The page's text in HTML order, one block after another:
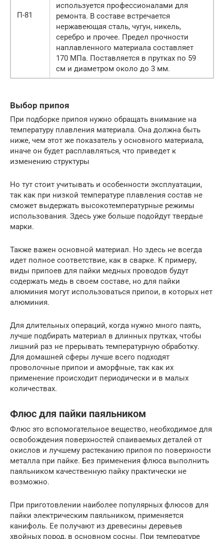
П-81
используется профессионалами для
ремонта. В составе встречается
нержавеющая сталь, чугун, никель,
серебро и прочее. Предел прочности
наплавленного материала составляет
170 МПа. Поставляется в прутках по 59
см и диаметром около до 3 мм.
Выбор припоя
При подборке припоя нужно обращать внимание на
температуру плавления материала. Она должна быть
ниже, чем этот же показатель у основного материала,
иначе он будет расплавляться, что приведет к
изменению структуры
Но тут стоит учитывать и особенности эксплуатации,
так как при низкой температуре плавления состав не
сможет выдержать высокотемпературные режимы
использования. Здесь уже больше подойдут твердые
марки.
Также важен основной материал. Но здесь не всегда
идет полное соответствие, как в сварке. К примеру,
виды припоев для пайки медных проводов будут
содержать медь в своем составе, но для пайки
алюминия могут использоваться припои, в которых нет
алюминия.
Для длительных операций, когда нужно много паять,
лучше подбирать материал в длинных прутках, чтобы
лишний раз не прерывать температурную обработку.
Для домашней сферы лучше всего подходят
проволочные припои и аморфные, так как их
применение происходит периодически и в малых
количествах.
Флюс для пайки паяльником
Флюс это вспомогательное вещество, необходимое для
освобождения поверхностей спаиваемых деталей от
окислов и лучшему растеканию припоя по поверхности
металла при пайке. Без применения флюса выполнить
паяльником качественную пайку практически не
возможно.
При приготовлении наиболее популярных флюсов для
пайки электрическим паяльником, применяется
канифоль. Ее получают из древесины деревьев
хвойных пород, в основном сосны. При температуре